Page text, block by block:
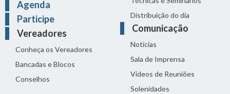
Agenda
Participe
Vereadores
Conheça os Vereadores
Bancadas e Blocos
Conselhos
Distribuição do dia
Comunicação
Notícias
Sala de Imprensa
Vídeos de Reuniões
Solenidades